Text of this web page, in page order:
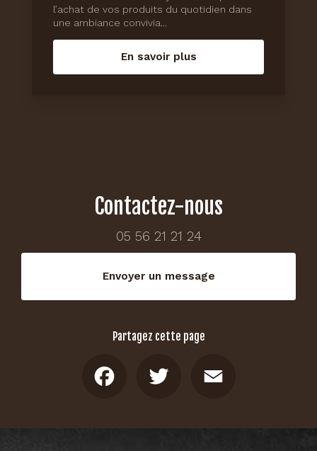
l’achat de vos produits du quotidien dans
une ambiance convivia...
En savoir plus
Contactez-nous
05 56 21 21 24
Envoyer un message
Partagez cette page